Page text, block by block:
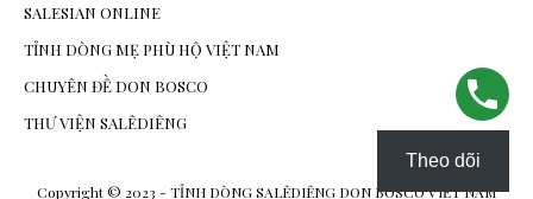
SALESIAN ONLINE
TỈNH DÒNG MẸ PHÙ HỘ VIỆT NAM
CHUYÊN ĐỀ DON BOSCO
THƯ VIỆN SALÊDIÊNG
Copyright © 2023 - TỈNH DÒNG SALÊDIÊNG DON BOSCO VIỆT NAM
Theo dõi